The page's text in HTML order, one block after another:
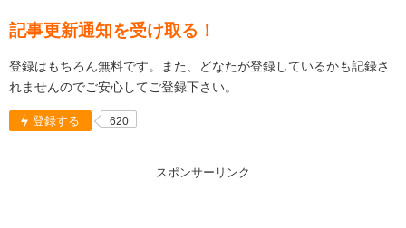
記事更新通知を受け取る！
登録はもちろん無料です。また、どなたが登録しているかも記録さ
れませんのでご安心してご登録下さい。
登録する 620
スポンサーリンク